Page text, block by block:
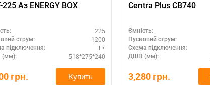
6СТ-225 Аз ENERGY BOX
225
струм: 1200
підключення: L+
518*275*240
грн. Купить
Centra Plus CB740
Ємність:
Пусковий струм:
Схема підключення:
ДШВ (мм):
3,280 грн.